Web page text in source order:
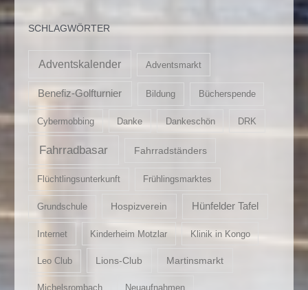
SCHLAGWÖRTER
Adventskalender Adventsmarkt
Benefiz-Golfturnier Bildung Bücherspende
Cybermobbing Danke Dankeschön DRK
Fahrradbasar Fahrradständers
Flüchtlingsunterkunft Frühlingsmarktes
Grundschule Hospizverein Hünfelder Tafel
Internet Kinderheim Motzlar Klinik in Kongo
Leo Club Lions-Club Martinsmarkt
Michelsrombach Neuaufnahmen